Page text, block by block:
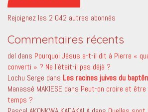
Rejoignez les 2 042 autres abonnés
Commentaires récents
del dans Pourquoi Jésus a-t-il dit à Pierre «
converti » ? Ne l’était-il pas déjà ?
Lochu Serge dans Les racines juives du
Manassé MAKIESE dans Peut-on croire et être
temps ?